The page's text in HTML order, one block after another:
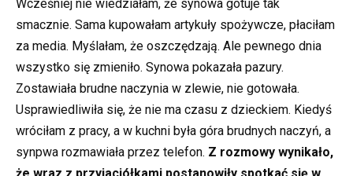
Wcześniej nie wiedziałam, że synowa gotuje tak
smacznie. Sama kupowałam artykuły spożywcze, płaciłam
za media. Myślałam, że oszczędzają. Ale pewnego dnia
wszystko się zmieniło. Synowa pokazała pazury.
Zostawiała brudne naczynia w zlewie, nie gotowała.
Usprawiedliwiła się, że nie ma czasu z dzieckiem. Kiedyś
wróciłam z pracy, a w kuchni była góra brudnych naczyń, a
synpwa rozmawiała przez telefon. Z rozmowy wynikało,